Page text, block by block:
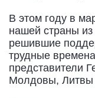
В этом году в
нашей страны из
решившие
трудные
представители
Молдовы, Литвы